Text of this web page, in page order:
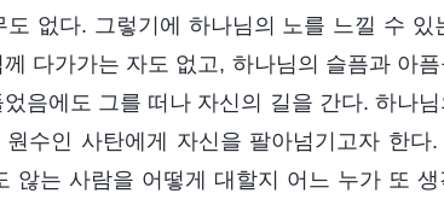
없다. 그렇기에 하나님의 노를 느낄 수 있
다가가는 자도 없고, 하나님의 슬픔과 아
음에도 그를 떠나 자신의 길을 간다. 하나
수인 사탄에게 자신을 팔아넘기고자 한다.
는 사람을 어떻게 대할지 어느 누가 또 생